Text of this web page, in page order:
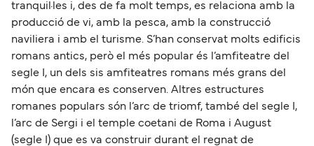
tranquil·les i, des de fa molt temps, es relaciona amb la
producció de vi, amb la pesca, amb la construcció
naviliera i amb el turisme. S’han conservat molts edificis
romans antics, però el més popular és l’amfiteatre del
segle I, un dels sis amfiteatres romans més grans del
món que encara es conserven. Altres estructures
romanes populars són l’arc de triomf, també del segle I,
l’arc de Sergi i el temple coetani de Roma i August
(segle I) que es va construir durant el regnat de